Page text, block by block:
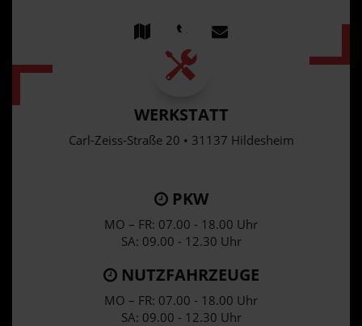
WERKSTATT
Carl-Zeiss-Straße 20 • 31137 Hildesheim
PKW
MO – FR: 07.00 - 18.00 Uhr
SA: 09.00 - 12.30 Uhr
NUTZFAHRZEUGE
MO – FR: 07.00 - 18.00 Uhr
SA: 09.00 - 12.30 Uhr